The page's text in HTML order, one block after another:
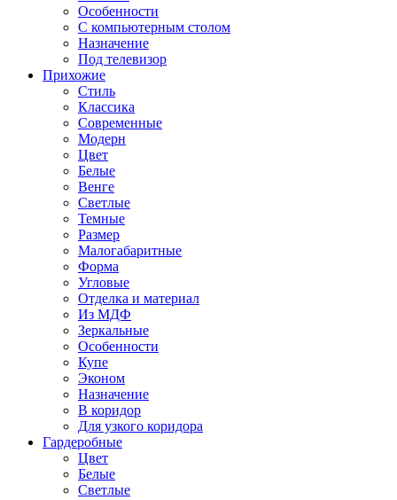
Особенности
С компьютерным столом
Назначение
Под телевизор
Прихожие
Стиль
Классика
Современные
Модерн
Цвет
Белые
Венге
Светлые
Темные
Размер
Малогабаритные
Форма
Угловые
Отделка и материал
Из МДФ
Зеркальные
Особенности
Купе
Эконом
Назначение
В коридор
Для узкого коридора
Гардеробные
Цвет
Белые
Светлые